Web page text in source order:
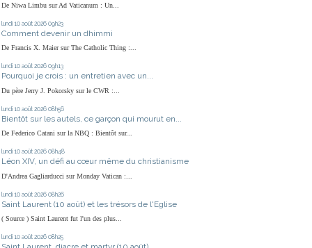
De Niwa Limbu sur Ad Vaticanum : Un...
lundi 10 août 2026 09h23
Comment devenir un dhimmi
De Francis X. Maier sur The Catholic Thing :...
lundi 10 août 2026 09h13
Pourquoi je crois : un entretien avec un...
Du père Jerry J. Pokorsky sur le CWR :...
lundi 10 août 2026 08h56
Bientôt sur les autels, ce garçon qui mourut en...
De Federico Catani sur la NBQ : Bientôt sur...
lundi 10 août 2026 08h48
Léon XIV, un défi au cœur même du christianisme
D'Andrea Gagliarducci sur Monday Vatican :...
lundi 10 août 2026 08h26
Saint Laurent (10 août) et les trésors de l'Eglise
( Source ) Saint Laurent fut l'un des plus...
lundi 10 août 2026 08h25